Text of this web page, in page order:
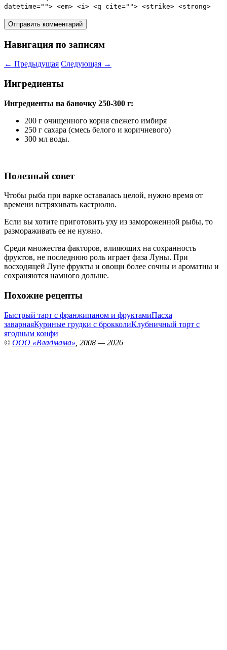
datetime=""> <em> <i> <q cite=""> <strike> <strong>
Навигация по записям
← Предыдущая Следующая →
Ингредиенты
Ингредиенты на баночку 250-300 г:
200 г очищенного корня свежего имбиря
250 г сахара (смесь белого и коричневого)
300 мл воды.
Полезный совет
Чтобы рыба при варке оставалась целой, нужно время от
времени встряхивать кастрюлю.
Если вы хотите приготовить уху из замороженной рыбы, то
размораживать ее не нужно.
Среди множества факторов, влияющих на сохранность
фруктов, не последнюю роль играет фаза Луны. При
восходящей Луне фрукты и овощи более сочны и ароматны и
сохраняются намного дольше.
Похожие рецепты
Быстрый тарт с франжипаном и фруктамиПасха
заварнаяКуриные грудки с брокколиКлубничный торт с
ягодным конфи
© ООО «Владмама» , 2008 — 2026